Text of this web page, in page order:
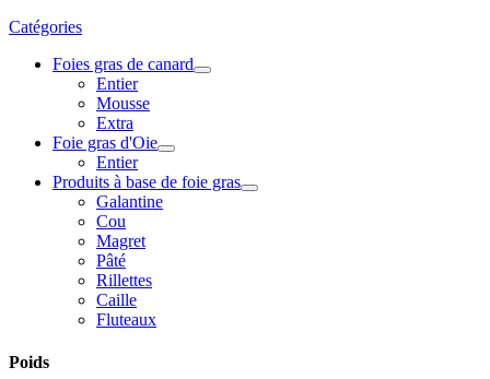
Catégories
Foies gras de canard
Entier
Mousse
Extra
Foie gras d'Oie
Entier
Produits à base de foie gras
Galantine
Cou
Magret
Pâté
Rillettes
Caille
Fluteaux
Poids